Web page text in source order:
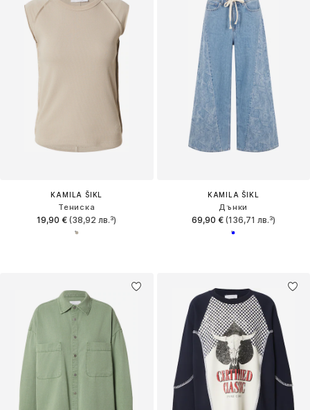
KAMILA ŠIKL
Тениска
19,90 € (38,92 лв.³)
KAMILA ŠIKL
Дънки
69,90 €(136,71 лв.³)